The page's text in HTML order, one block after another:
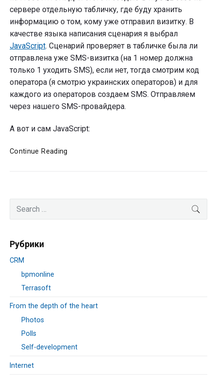
сервере отдельную табличку, где буду хранить
информацию о том, кому уже отправил визитку. В
качестве языка написания сценария я выбрал
JavaScript. Сценарий проверяет в табличке была ли
отправлена уже SMS-визитка (на 1 номер должна
только 1 уходить SMS), если нет, тогда смотрим код
оператора (я смотрю украинских операторов) и для
каждого из операторов создаем SMS. Отправляем
через нашего SMS-провайдера.
А вот и сам JavaScript:
Continue Reading
Sidebar
for:
Рубрики
CRM
bpmonline
Terrasoft
From the depth of the heart
Photos
Polls
Self-development
Internet